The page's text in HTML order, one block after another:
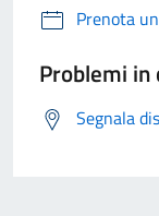
Prenota
Problemi
Segnala